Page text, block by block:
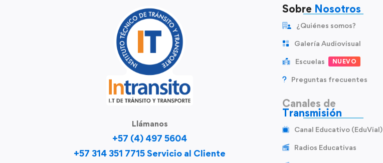
Llámanos
+57 (4) 497 5604
+57 314 351 7715 Servicio al Cliente
Sobre Nosotros
¿Quiénes somos?
Galería Audiovisual
Escuelas NUEVO
Preguntas frecuentes
Canales de
Transmisión
Canal Educativo (EduVial)
Radios Educativas